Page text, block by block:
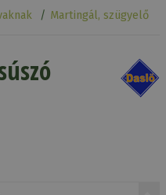
Martingál, szügyelő